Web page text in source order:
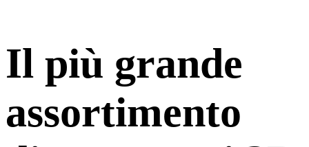
Il più grande
assortimento